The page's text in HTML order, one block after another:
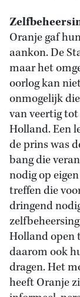
Oranje gaf
aankon. De
maar het
oorlog kan
onmogelijk
van veertig
Holland. Een
de prins was
bang die
nodig op
treffen die
dringend
Holland open
daarom ook
dragen. Het
heeft Oranje